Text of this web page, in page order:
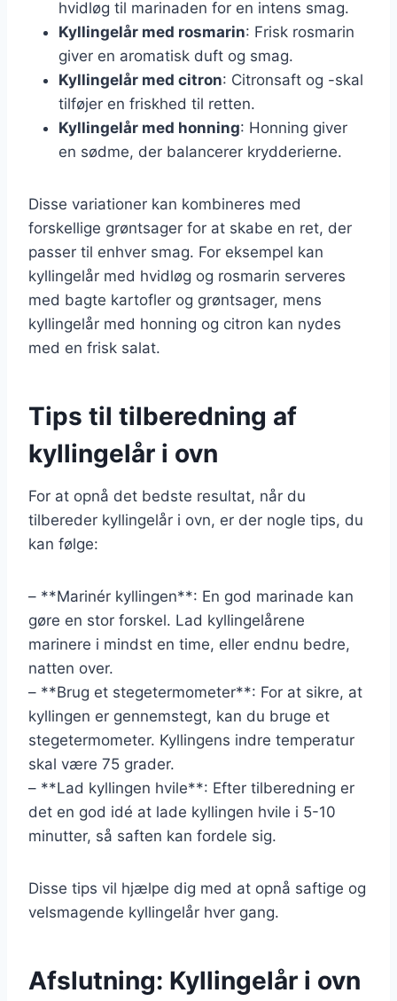
hvidløg til marinaden for en intens smag.
Kyllingelår med rosmarin: Frisk rosmarin
giver en aromatisk duft og smag.
Kyllingelår med citron: Citronsaft og -skal
tilføjer en friskhed til retten.
Kyllingelår med honning: Honning giver
en sødme, der balancerer krydderierne.
Disse variationer kan kombineres med
forskellige grøntsager for at skabe en ret, der
passer til enhver smag. For eksempel kan
kyllingelår med hvidløg og rosmarin serveres
med bagte kartofler og grøntsager, mens
kyllingelår med honning og citron kan nydes
med en frisk salat.
Tips til tilberedning af
kyllingelår i ovn
For at opnå det bedste resultat, når du
tilbereder kyllingelår i ovn, er der nogle tips, du
kan følge:
– **Marinér kyllingen**: En god marinade kan
gøre en stor forskel. Lad kyllingelårene
marinere i mindst en time, eller endnu bedre,
natten over.
– **Brug et stegetermometer**: For at sikre, at
kyllingen er gennemstegt, kan du bruge et
stegetermometer. Kyllingens indre temperatur
skal være 75 grader.
– **Lad kyllingen hvile**: Efter tilberedning er
det en god idé at lade kyllingen hvile i 5-10
minutter, så saften kan fordele sig.
Disse tips vil hjælpe dig med at opnå saftige og
velsmagende kyllingelår hver gang.
Afslutning: Kyllingelår i ovn